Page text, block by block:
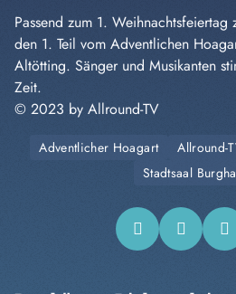
Passend zum 1.
den 1. Teil vom Adventlichen
Altötting. Sänger und Musikanten
Zeit.
© 2023 by Allround-TV
Adventlicher Hoagart Allround-
Stadtsaal